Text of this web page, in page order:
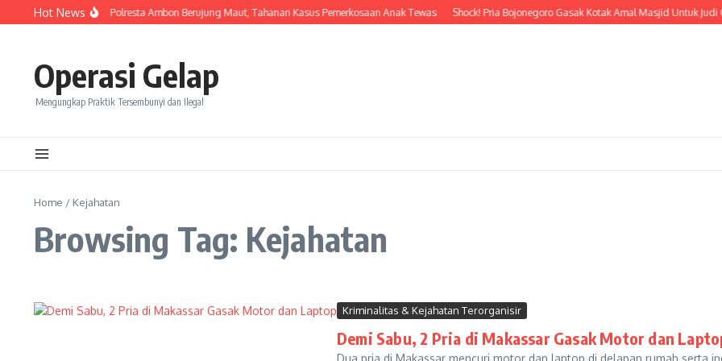
Skip to content
Hot News
Keributan Di Rutan Polresta Ambon Berujung Maut, Tahanan Kasus Pemerkosaan Anak Tewas Shock! Pria Bojonegoro Gasak Kotak Amal Masjid Untuk Judi
Operasi Gelap
Mengungkap Praktik Tersembunyi dan Ilegal
Home / Kejahatan
Browsing Tag: Kejahatan
Kriminalitas & Kejahatan Terorganisir
Demi Sabu, 2 Pria di Makassar Gasak Motor dan
Dua pria di Makassar mencuri motor dan laptop di delapan rumah serta